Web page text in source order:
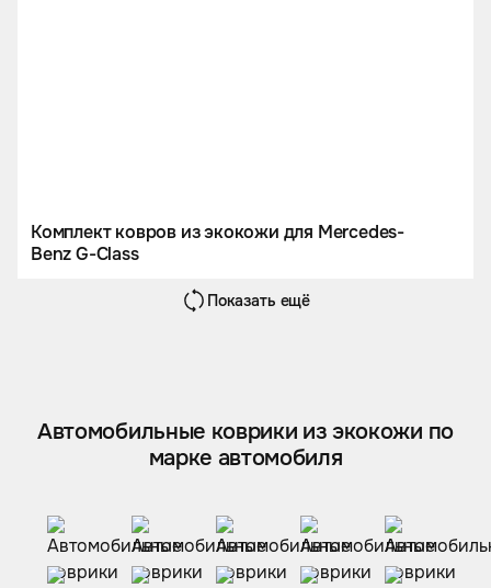
Комплект ковров из экокожи для Mercedes-
Benz G-Class
Показать ещё
Автомобильные коврики из экокожи по
марке автомобиля